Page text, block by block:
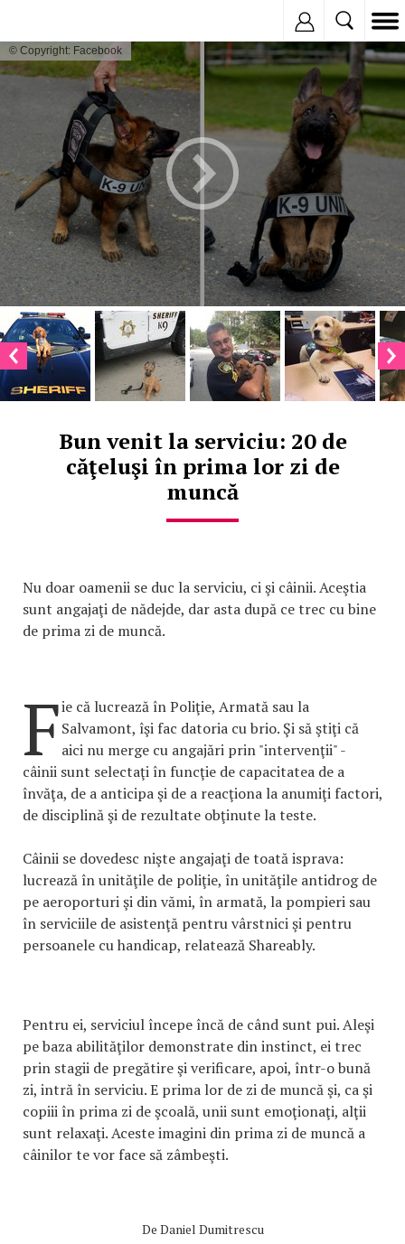
© Copyright: Facebook
Bun venit la serviciu: 20 de
căţeluşi în prima lor zi de
muncă
Nu doar oamenii se duc la serviciu, ci şi câinii. Aceştia
sunt angajaţi de nădejde, dar asta după ce trec cu bine
de prima zi de muncă.
Fie că lucrează în Poliţie, Armată sau la
Salvamont, îşi fac datoria cu brio. Şi să ştiţi că
aici nu merge cu angajări prin "intervenţii" -
câinii sunt selectaţi în funcţie de capacitatea de a
învăţa, de a anticipa şi de a reacţiona la anumiţi factori,
de disciplină şi de rezultate obţinute la teste.
Câinii se dovedesc nişte angajaţi de toată isprava:
lucrează în unităţile de poliţie, în unităţile antidrog de
pe aeroporturi şi din vămi, în armată, la pompieri sau
în serviciile de asistenţă pentru vârstnici şi pentru
persoanele cu handicap, relatează Shareably.
Pentru ei, serviciul începe încă de când sunt pui. Aleşi
pe baza abilităţilor demonstrate din instinct, ei trec
prin stagii de pregătire şi verificare, apoi, într-o bună
zi, intră în serviciu. E prima lor de zi de muncă şi, ca şi
copiii în prima zi de şcoală, unii sunt emoţionaţi, alţii
sunt relaxaţi. Aceste imagini din prima zi de muncă a
câinilor te vor face să zâmbeşti.
De Daniel Dumitrescu